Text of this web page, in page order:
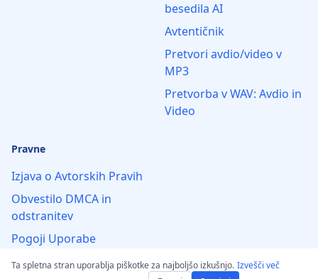
besedila AI
Avtentičnik
Pretvori avdio/video v
MP3
Pretvorba v WAV: Avdio in
Video
Pravne
Izjava o Avtorskih Pravih
Obvestilo DMCA in
odstranitev
Pogoji Uporabe
Izjava o omejitvi
Ta spletna stran uporablja piškotke za najboljšo izkušnjo. Izvešči več